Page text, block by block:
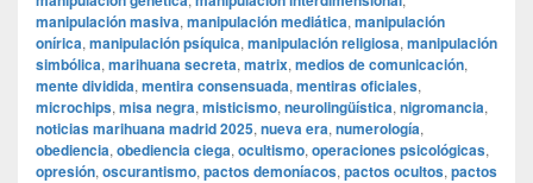
manipulación masiva, manipulación mediática, manipulación
onírica, manipulación psíquica, manipulación religiosa, manipulación
simbólica, marihuana secreta, matrix, medios de comunicación,
mente dividida, mentira consensuada, mentiras oficiales,
microchips, misa negra, misticismo, neurolingüística, nigromancia,
noticias marihuana madrid 2025, nueva era, numerología,
obediencia, obediencia ciega, ocultismo, operaciones psicológicas,
opresión, oscurantismo, pactos demoníacos, pactos ocultos, pactos